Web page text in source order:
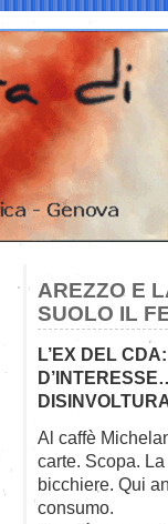
AREZZO E
SUOLO IL
L’EX DEL
Al caffè
carte. Scopa.
bicchiere. Qui
consumo.